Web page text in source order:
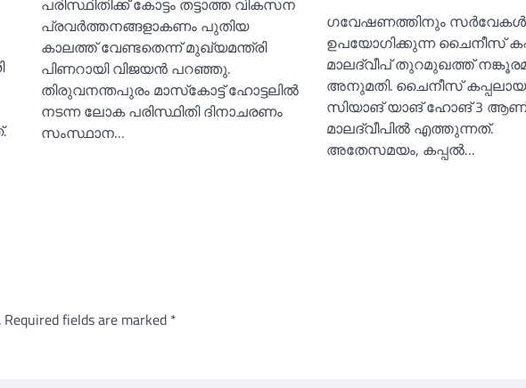
പരിസ്ഥിതിക്ക് കോട്ടം തട്ടാത്ത വികസന
പ്രവർത്തനങ്ങളാകണം പുതിയ
കാലത്ത് വേണ്ടതെന്ന് മുഖ്യമന്ത്രി
പിണറായി വിജയൻ പറഞ്ഞു.
തിരുവനന്തപുരം മാസ്‌കോട്ട് ഹോട്ടലില്‍
നടന്ന ലോക പരിസ്ഥിതി ദിനാചരണം
സംസ്ഥാന…
ഗവേഷണത്തിനും
ഉപയോഗിക്കുന്ന ചൈനീസ്
മാലദ്വീപ് തുറമുഖത്ത്
അനുമതി. ചൈനീസ് കപ്പലായ
സിയാങ് യാങ് ഹോങ് 3 ആണ്
മാലദ്വീപില്‍ എത്തുന്നത്.
അതേസമയം, കപ്പല്‍…
Required fields are marked *